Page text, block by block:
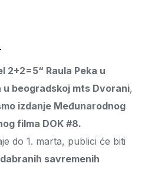
2+2=5“ Raula Peka u
beogradskoj mts Dvorani,
izdanje Međunarodnog
filma DOK #8.
do 1. marta, publici će biti
savremenih